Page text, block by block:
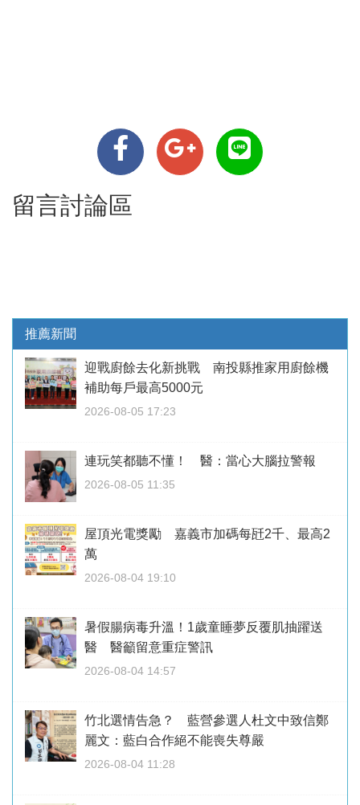
留言討論區
推薦新聞
迎戰廚餘去化新挑戰 南投縣推家用廚餘機
補助每戶最高5000元
2026-08-05 17:23
連玩笑都聽不懂！ 醫：當心大腦拉警報
2026-08-05 11:35
屋頂光電獎勵 嘉義市加碼每瓩2千、最高2
萬
2026-08-04 19:10
暑假腸病毒升溫！1歲童睡夢反覆肌抽躍送
醫 醫籲留意重症警訊
2026-08-04 14:57
竹北選情告急？ 藍營參選人杜文中致信鄭
麗文：藍白合作絕不能喪失尊嚴
2026-08-04 11:28